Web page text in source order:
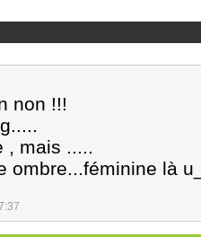
non !!!
, mais .....
ombre...féminine là